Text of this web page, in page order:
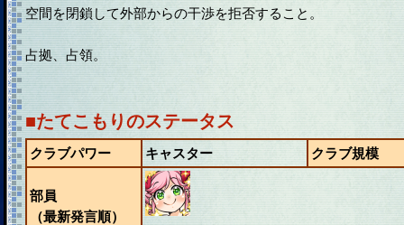
空間を閉鎖して外部からの干渉を拒否すること。
占拠、占領。
■たてこもりのステータス
クラブパワー キャスター クラブ規模
部員
（最新発言順）